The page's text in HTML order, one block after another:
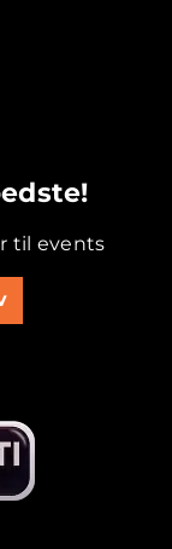
til events